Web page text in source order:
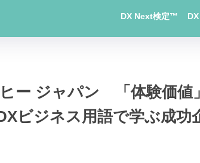
DX Next検定™
ー ジャパン 「体験価値
ビジネス用語で学ぶ成功